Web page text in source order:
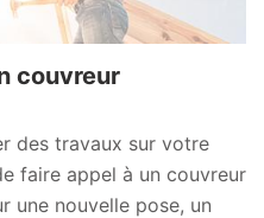
couvreur
des travaux sur votre
faire appel à un couvreur
une nouvelle pose, un